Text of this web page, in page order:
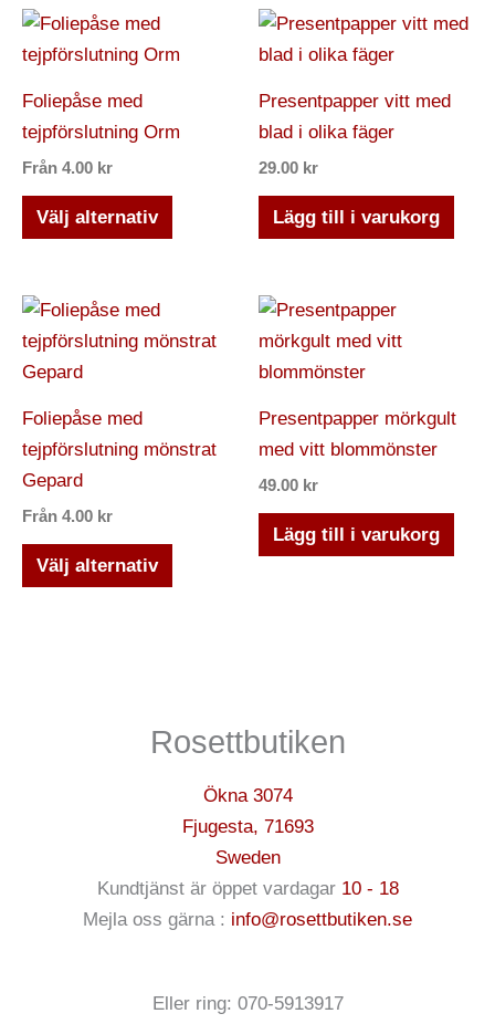
Foliepåse med
tejpförslutning Orm
Från 4.00 kr
Välj alternativ
här
olika
väljas
Presentpapper vitt med
blad i olika fäger
29.00 kr
Lägg till i varukorg
Foliepåse med
tejpförslutning mönstrat
Gepard
Från 4.00 kr
Välj alternativ
här
alternativen
kan
Presentpapper mörkgult
med vitt blommönster
49.00 kr
Lägg till i varukorg
Rosettbutiken
Ökna 3074
Fjugesta, 71693
Sweden
Kundtjänst är öppet vardagar 10 - 18
Mejla oss gärna : info@rosettbutiken.se
Eller ring: 070-5913917